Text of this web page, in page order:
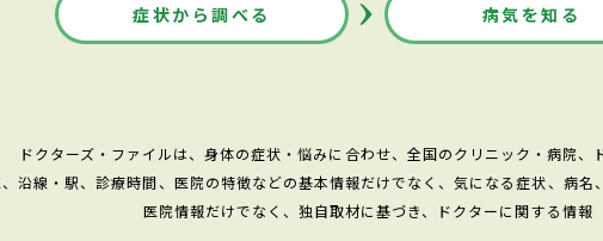
症状から調べる 病気を知る
ドクターズ・ファイルは、身体の症状・悩みに合わせ、全国のクリニック・病院
沿線・駅、診療時間、医院の特徴などの基本情報だけでなく、気になる症状、病
医院情報だけでなく、独自取材に基づき、ドクターに関する情報